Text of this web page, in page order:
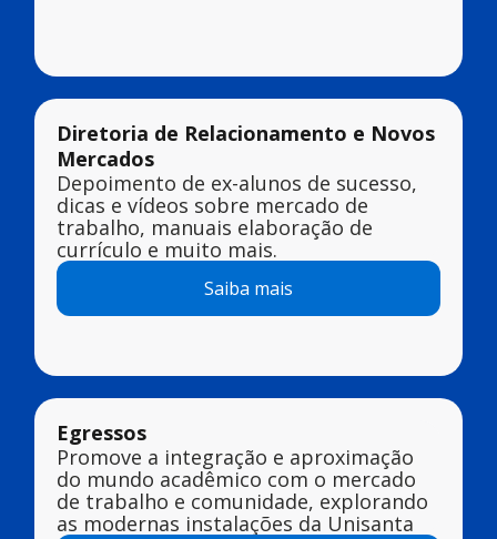
Diretoria de Relacionamento e Novos
Mercados
Depoimento de ex-alunos de sucesso,
dicas e vídeos sobre mercado de
trabalho, manuais elaboração de
currículo e muito mais.
Saiba mais
Egressos
Promove a integração e aproximação
do mundo acadêmico com o mercado
de trabalho e comunidade, explorando
as modernas instalações da Unisanta